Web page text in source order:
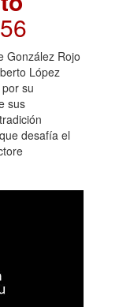
González Rojo
López
su
sus
desafía el